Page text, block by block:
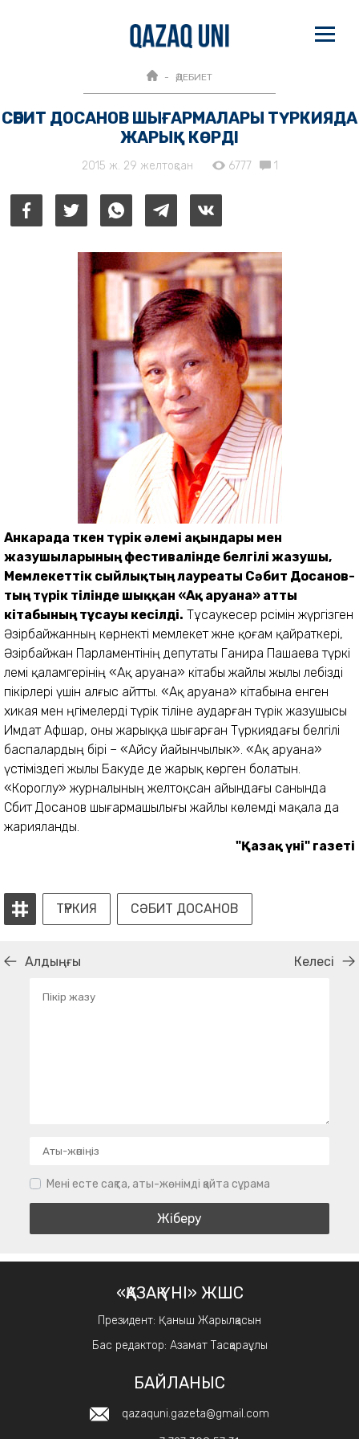
ӘДЕБИЕТ
СӘБИТ ДОСАНОВ ШЫҒАРМАЛАРЫ ТҮРКИЯДА
ЖАРЫҚ КӨРДІ
2015 ж. 29 желтоқсан 6777 1
Анкарада өткен түрік әлемі ақындары мен
жазушыларының фести­валін­де белгілі жазушы,
Мемлекеттік сыйлықтың лауреаты Сәбит Досанов­
тың түрік тілінде шыққан «Ақ аруана» атты
кітабының тұсауы кесілді. Тұсаукесер рәсімін жүргізген
Әзірбайжанның көрнекті мемлекет және қоғам қайраткері,
Әзірбайжан Парламентінің депутаты Ганира Пашаева түркі
әлемі қаламгерінің «Ақ аруана» кітабы жайлы жылы лебізді
пікірлері үшін алғыс айтты. «Ақ аруана» кітабына енген
хикая мен әңгімелерді түрік тіліне аударған түрік жазушысы
Имдат Афшар, оны жарыққа шығарған Түркиядағы белгілі
баспалардың бірі – «Айсу йайынчылык». «Ақ аруана»
үстіміздегі жылы Бакуде де жарық көрген болатын.
«Короглу» журналының желтоқсан айындағы санында
Сәбит Досанов шығармашылығы жайлы көлемді мақала да
жарияланды.
"Қазақ үні" газеті
ТҮРКИЯ СӘБИТ ДОСАНОВ
Алдыңғы Келесі
Мені есте сақта, аты-жөнімді қайта сұрама
«ҚАЗАҚ ҮНІ» ЖШС
Президент: Қаныш Жарылқасын
Бас редактор: Азамат Тасқараұлы
БАЙЛАНЫС
qazaquni.gazeta@gmail.com